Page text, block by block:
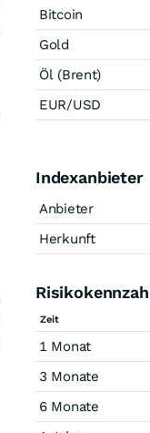
Bitcoin
Gold
Öl (Brent)
EUR/USD
Indexanbieter
Anbieter
Herkunft
Zeit
1 Monat
3 Monate
6 Monate